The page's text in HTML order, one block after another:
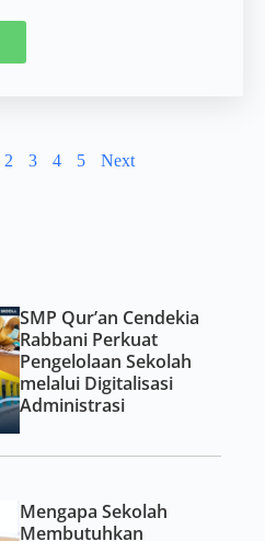
2 3 4 5 Next
SMP Qur’an Cendekia
Rabbani Perkuat
Pengelolaan Sekolah
melalui Digitalisasi
Administrasi
Mengapa Sekolah
Membutuhkan